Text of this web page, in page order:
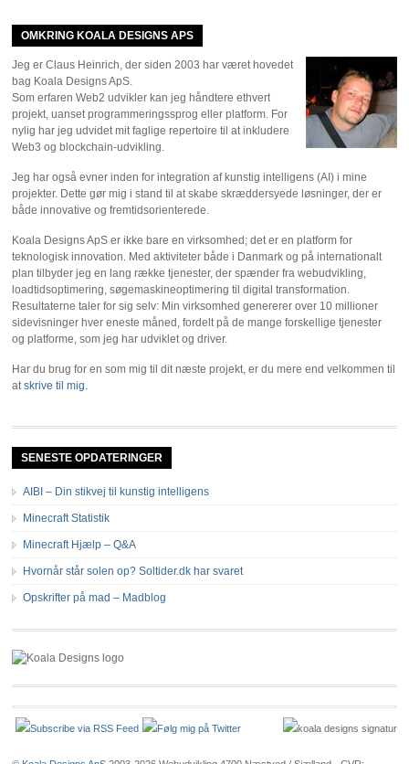
OMKRING KOALA DESIGNS APS
Jeg er Claus Heinrich, der siden 2003 har været hovedet
bag Koala Designs ApS.
Som erfaren Web2 udvikler kan jeg håndtere ethvert
projekt, uanset programmeringssprog eller platform. For
nylig har jeg udvidet mit faglige repertoire til at inkludere
Web3 og blockchain-udvikling.
Jeg har også evner inden for integration af kunstig intelligens (AI) i mine
projekter. Dette gør mig i stand til at skabe skræddersyede løsninger, der er
både innovative og fremtidsorienterede.
Koala Designs ApS er ikke bare en virksomhed; det er en platform for
teknologisk innovation. Med aktiviteter både i Danmark og på internationalt
plan tilbyder jeg en lang række tjenester, der spænder fra webudvikling,
loadtidsoptimering, søgemaskineoptimering til digital transformation.
Resultaterne taler for sig selv: Min virksomhed genererer over 10 millioner
sidevisninger hver eneste måned, fordelt på de mange forskellige tjenester
og platforme, som jeg har udviklet og driver.
Har du brug for en som mig til dit næste projekt, er du mere end velkommen til
atskrive til mig.
SENESTE OPDATERINGER
AIBI – Din stikvej til kunstig intelligens
Minecraft Statistik
Minecraft Hjælp – Q&A
Hvornår står solen op? Soltider.dk har svaret
Opskrifter på mad – Madblog